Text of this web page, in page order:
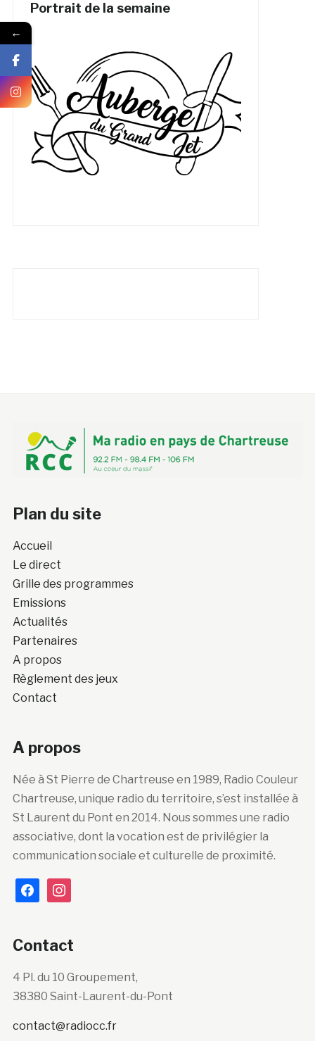
Portrait de la semaine
Plan du site
Accueil
Le direct
Grille des programmes
Emissions
Actualités
Partenaires
A propos
Règlement des jeux
Contact
A propos
Née à St Pierre de Chartreuse en 1989, Radio Couleur
Chartreuse, unique radio du territoire, s’est installée à
St Laurent du Pont en 2014. Nous sommes une radio
associative, dont la vocation est de privilégier la
communication sociale et culturelle de proximité.
facebookinstagram
Contact
4 Pl. du 10 Groupement,
38380 Saint-Laurent-du-Pont
contact@radiocc.fr
←